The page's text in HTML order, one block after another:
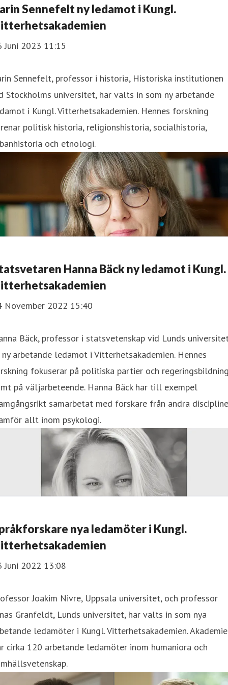
Sennefelt ny ledamot i Kungl.
Juni 2023 11:15
Sennefelt, professor i historia, Historiska institutionen
Stockholms universitet, har valts in som ny arbetande
i Kungl. Vitterhetsakademien. Hennes forskning
politisk historia, religionshistoria, socialhistoria,
och etnologi.
Hanna Bäck ny ledamot i Kungl.
November 2022 15:40
Bäck, professor i statsvetenskap vid Lunds
arbetande ledamot i Vitterhetsakademien. Hennes
fokuserar på politiska partier och
på väljarbeteende. Hanna Bäck har till exempel
samarbetat med forskare från andra
allt inom psykologi.
nya ledamöter i Kungl.
Juni 2022 13:08
Joakim Nivre, Uppsala universitet, och professor
Granfeldt, Lunds universitet, har valts in som nya
ledamöter i Kungl. Vitterhetsakademien.
cirka 120 arbetande ledamöter inom humaniora och